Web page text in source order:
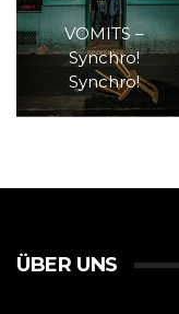
VOMITS –
Synchro!
Synchro!
ÜBER UNS